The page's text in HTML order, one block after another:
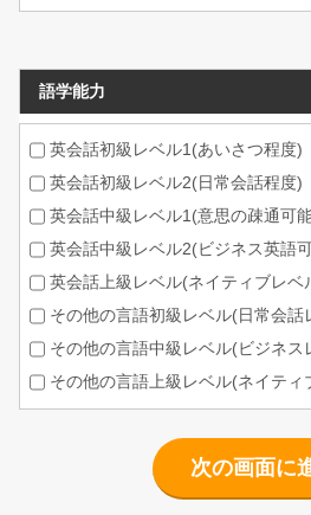
語学能力
英会話初級レベル1(あいさつ程度)
英会話初級レベル2(日常会話程度)
英会話中級レベル1(意思の疎通可
英会話中級レベル2(ビジネス英語
英会話上級レベル(ネイティブレベ
その他の言語初級レベル(日常会話
その他の言語中級レベル(ビジネス
その他の言語上級レベル(ネイティ
次の画面に